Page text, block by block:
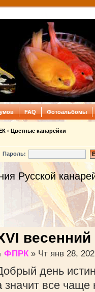
FAQ Фотоальбомы
‹ Цветные канарейки
Пароль:
Русской
ФПРК » Чт янв 28,
день
значит все